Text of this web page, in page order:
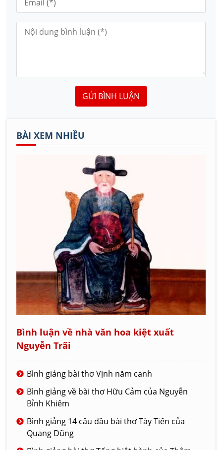
GỬI BÌNH LUẬN
BÀI XEM NHIỀU
Bình luận về nhà văn hoa kiệt xuất
Nguyễn Trãi
Bình giảng bài thơ Vịnh năm canh
Bình giảng về bài thơ Hữu Cảm của Nguyễn
Bỉnh Khiêm
Bình giảng 14 câu đầu bài thơ Tây Tiến của
Quang Dũng